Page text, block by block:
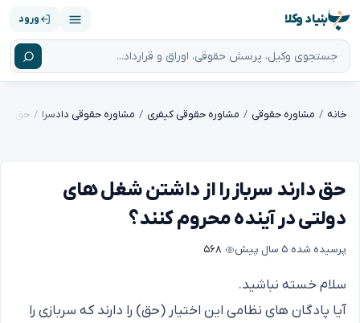
بنیاد وکلا ورود
خانه مشاوره حقوقی مشاوره حقوقی کیفری مشاوره حقوقی دادسرا
حق دارند سرباز را از داشتن شغل های
دولتی در آینده محروم کنند؟
پرسیده شده ۵ سال پیش ۵۶۸
سلام خسته نباشید.
آیا پادگان های نظامی این اختیار (حق) را دارند که سربازی را